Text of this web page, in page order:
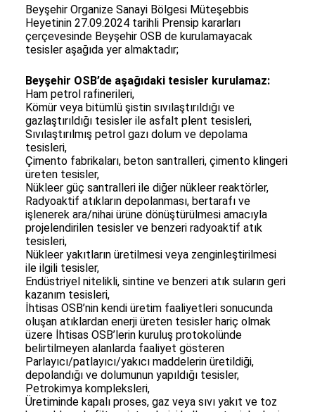
Beyşehir Organize Sanayi Bölgesi Müteşebbis
Heyetinin 27.09.2024 tarihli Prensip kararları
çerçevesinde Beyşehir OSB de kurulamayacak
tesisler aşağıda yer almaktadır;
Beyşehir OSB’de aşağıdaki tesisler kurulamaz:
Ham petrol rafinerileri,
Kömür veya bitümlü şistin sıvılaştırıldığı ve
gazlaştırıldığı tesisler ile asfalt plent tesisleri,
Sıvılaştırılmış petrol gazı dolum ve depolama
tesisleri,
Çimento fabrikaları, beton santralleri, çimento klingeri
üreten tesisler,
Nükleer güç santralleri ile diğer nükleer reaktörler,
Radyoaktif atıkların depolanması, bertarafı ve
işlenerek ara/nihai ürüne dönüştürülmesi amacıyla
projelendirilen tesisler ve benzeri radyoaktif atık
tesisleri,
Nükleer yakıtların üretilmesi veya zenginleştirilmesi
ile ilgili tesisler,
Endüstriyel nitelikli, sintine ve benzeri atık suların geri
kazanım tesisleri,
İhtisas OSB’nin kendi üretim faaliyetleri sonucunda
oluşan atıklardan enerji üreten tesisler hariç olmak
üzere İhtisas OSB’lerin kuruluş protokolünde
belirtilmeyen alanlarda faaliyet gösteren
Parlayıcı/patlayıcı/yakıcı maddelerin üretildiği,
depolandığı ve dolumunun yapıldığı tesisler,
Petrokimya kompleksleri,
Üretiminde kapalı proses, gaz veya sıvı yakıt ve toz